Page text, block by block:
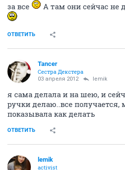
за все
А там они сейчас не
ОТВЕТИТЬ
Tancer
Сестра Декстера
03 апреля 2012 lemik
я сама делала и на шею, и
ручки делаю..все получается,
показывала как делать
ОТВЕТИТЬ
lemik
activist